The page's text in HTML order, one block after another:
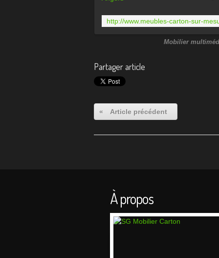
Mobilier
Partager article
« Article précédent
À propos